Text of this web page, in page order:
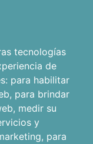
tecnologías
de
para habilitar
, para brindar
, medir su
y
, para